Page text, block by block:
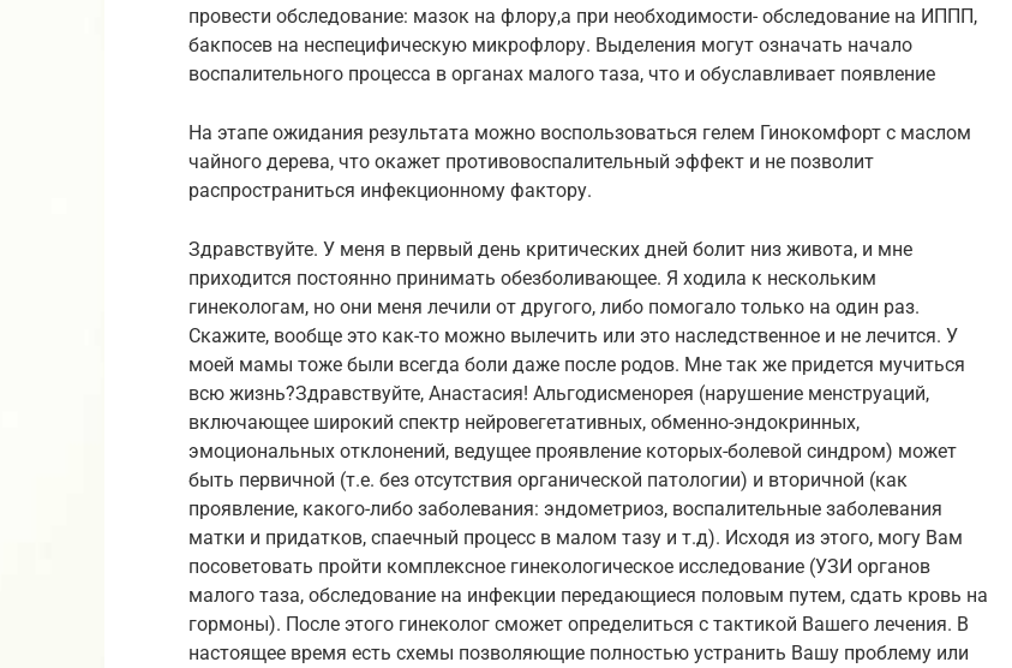
провести обследование: мазок на флору,а при необходимости- обследование на ИППП,
бакпосев на неспецифическую микрофлору. Выделения могут означать начало
воспалительного процесса в органах малого таза, что и обуславливает появление
На этапе ожидания результата можно воспользоваться гелем Гинокомфорт с маслом
чайного дерева, что окажет противовоспалительный эффект и не позволит
распространиться инфекционному фактору.
Здравствуйте. У меня в первый день критических дней болит низ живота, и мне
приходится постоянно принимать обезболивающее. Я ходила к нескольким
гинекологам, но они меня лечили от другого, либо помогало только на один раз.
Скажите, вообще это как-то можно вылечить или это наследственное и не лечится. У
моей мамы тоже были всегда боли даже после родов. Мне так же придется мучиться
всю жизнь?Здравствуйте, Анастасия! Альгодисменорея (нарушение менструаций,
включающее широкий спектр нейровегетативных, обменно-эндокринных,
эмоциональных отклонений, ведущее проявление которых-болевой синдром) может
быть первичной (т.е. без отсутствия органической патологии) и вторичной (как
проявление, какого-либо заболевания: эндометриоз, воспалительные заболевания
матки и придатков, спаечный процесс в малом тазу и т.д). Исходя из этого, могу Вам
посоветовать пройти комплексное гинекологическое исследование (УЗИ органов
малого таза, обследование на инфекции передающиеся половым путем, сдать кровь на
гормоны). После этого гинеколог сможет определиться с тактикой Вашего лечения. В
настоящее время есть схемы позволяющие полностью устранить Вашу проблему или